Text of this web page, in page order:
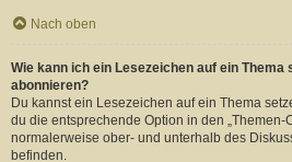
Nach oben
Wie kann ich ein Lesezeichen auf ein Thema
abonnieren?
Du kannst ein Lesezeichen auf ein Thema
du die entsprechende Option in den „Themen-
normalerweise ober- und unterhalb des
befinden.